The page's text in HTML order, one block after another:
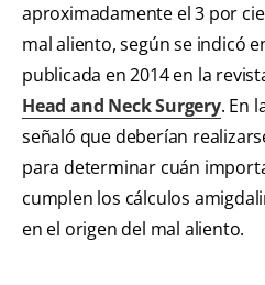
aproximadamente el 3 por
mal aliento, según se indicó
publicada en 2014 en la
Head and Neck Surgery. En
señaló que deberían
para determinar cuán
cumplen los cálculos
en el origen del mal aliento.